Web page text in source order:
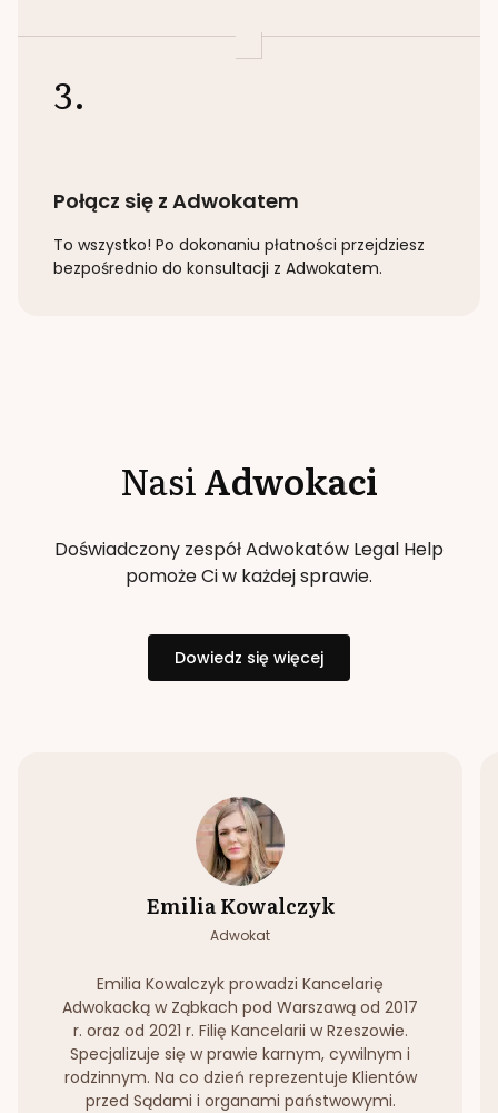
3.
Połącz się z Adwokatem
To wszystko! Po dokonaniu płatności przejdziesz
bezpośrednio do konsultacji z Adwokatem.
NasiAdwokaci
Doświadczony zespół Adwokatów Legal Help
pomoże Ci w każdej sprawie.
Dowiedz się więcej
Emilia Kowalczyk
Adwokat
Emilia Kowalczyk prowadzi Kancelarię
Adwokacką w Ząbkach pod Warszawą od 2017
r. oraz od 2021 r. Filię Kancelarii w Rzeszowie.
Specjalizuje się w prawie karnym, cywilnym i
rodzinnym. Na co dzień reprezentuje Klientów
przed Sądami i organami państwowymi.